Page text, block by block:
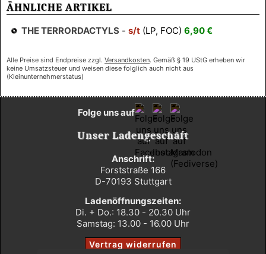
ÄHNLICHE ARTIKEL
THE TERRORDACTYLS - s/t (LP, FOC) 6,90 €
Alle Preise sind Endpreise zzgl. Versandkosten. Gemäß § 19 UStG erheben wir
keine Umsatzsteuer und weisen diese folglich auch nicht aus
(Kleinunternehmerstatus)
Unser Ladengeschäft
Anschrift:
Forststraße 166
D-70193 Stuttgart
Ladenöffnungszeiten:
Di. + Do.: 18.30 - 20.30 Uhr
Samstag: 13.00 - 16.00 Uhr
Vertrag widerrufen
Folge uns auf